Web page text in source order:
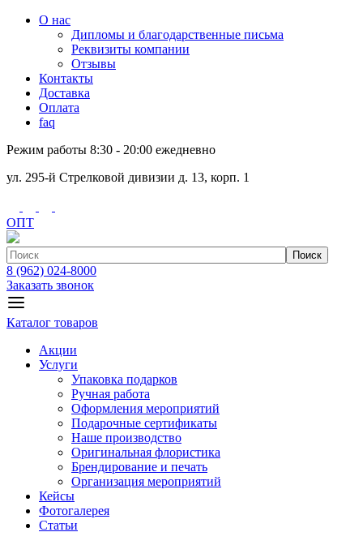
О нас
Дипломы и благодарственные письма
Реквизиты компании
Отзывы
Контакты
Доставка
Оплата
faq
Режим работы 8:30 - 20:00 ежедневно
ул. 295-й Стрелковой дивизии д. 13, корп. 1
ОПТ
Поиск
8 (962) 024-8000
Заказать звонок
Каталог товаров
Акции
Услуги
Упаковка подарков
Ручная работа
Оформления мероприятий
Подарочные сертификаты
Наше производство
Оригинальная флористика
Брендирование и печать
Организация мероприятий
Кейсы
Фотогалерея
Статьи